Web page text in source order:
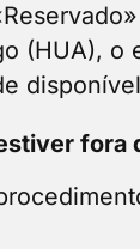
(HUA), o
fora